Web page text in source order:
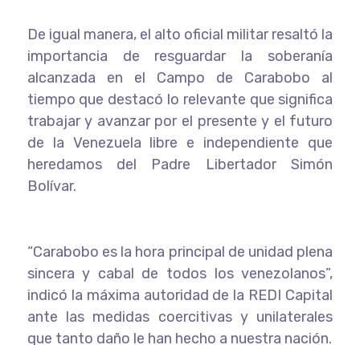
De igual manera, el alto oficial militar resaltó la
importancia de resguardar la soberanía
alcanzada en el Campo de Carabobo al
tiempo que destacó lo relevante que significa
trabajar y avanzar por el presente y el futuro
de la Venezuela libre e independiente que
heredamos del Padre Libertador Simón
Bolívar.
“Carabobo es la hora principal de unidad plena
sincera y cabal de todos los venezolanos”,
indicó la máxima autoridad de la REDI Capital
ante las medidas coercitivas y unilaterales
que tanto daño le han hecho a nuestra nación.